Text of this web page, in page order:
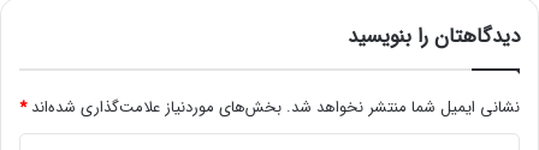
ه
م
ی‌
دیدگاهتان را بنویسید
نشانی ایمیل شما منتشر نخواهد شد. بخش‌های موردنیاز علامت‌گذاری شده‌اند*